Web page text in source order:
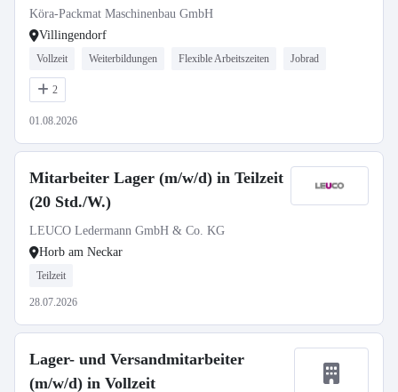
Köra-Packmat Maschinenbau GmbH
Villingendorf
Vollzeit Weiterbildungen Flexible Arbeitszeiten Jobrad
2
01.08.2026
Mitarbeiter Lager (m/w/d) in Teilzeit
(20 Std./W.)
LEUCO Ledermann GmbH & Co. KG
Horb am Neckar
Teilzeit
28.07.2026
Lager- und Versandmitarbeiter
(m/w/d) in Vollzeit